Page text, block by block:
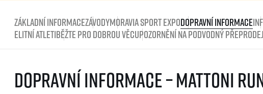
Základní informaceZávodyMoravia Sport ExpoDopravní informace
Elitní atletiBěžte pro dobrou věcUpozornění na podvodný
Dopravní informace – Mattoni